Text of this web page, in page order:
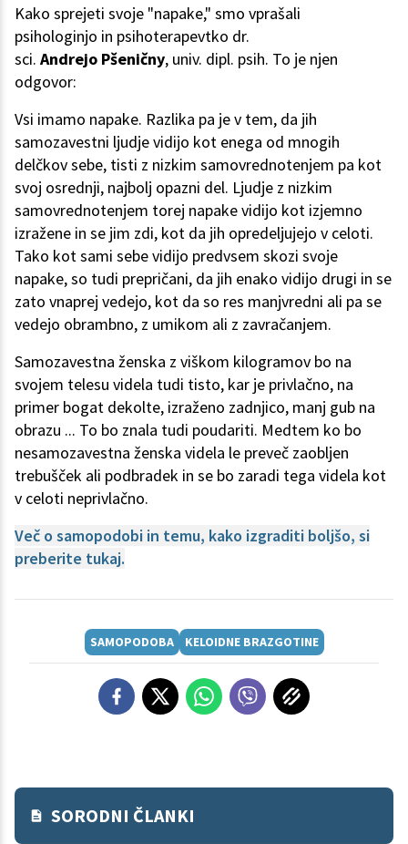
Kako sprejeti svoje "napake," smo vprašali
psihologinjo in psihoterapevtko dr.
sci. Andrejo Pšeničny, univ. dipl. psih. To je njen
odgovor:
Vsi imamo napake. Razlika pa je v tem, da jih
samozavestni ljudje vidijo kot enega od mnogih
delčkov sebe, tisti z nizkim samovrednotenjem pa kot
svoj osrednji, najbolj opazni del. Ljudje z nizkim
samovrednotenjem torej napake vidijo kot izjemno
izražene in se jim zdi, kot da jih opredeljujejo v celoti.
Tako kot sami sebe vidijo predvsem skozi svoje
napake, so tudi prepričani, da jih enako vidijo drugi in se
zato vnaprej vedejo, kot da so res manjvredni ali pa se
vedejo obrambno, z umikom ali z zavračanjem.
Samozavestna ženska z viškom kilogramov bo na
svojem telesu videla tudi tisto, kar je privlačno, na
primer bogat dekolte, izraženo zadnjico, manj gub na
obrazu ... To bo znala tudi poudariti. Medtem ko bo
nesamozavestna ženska videla le preveč zaobljen
trebušček ali podbradek in se bo zaradi tega videla kot
v celoti neprivlačno.
Več o samopodobi in temu, kako izgraditi boljšo, si
preberite tukaj.
SAMOPODOBA KELOIDNE BRAZGOTINE
SORODNI ČLANKI